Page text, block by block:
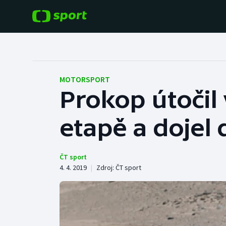
Hokej
Tenis
Cyklistika
Baseball a softbal
Basketbal
Boby a skeleton
Box
MOTORSPORT
Prokop útočil
etapě a dojel
ČT sport
4. 4. 2019 | Zdroj: ČT sport